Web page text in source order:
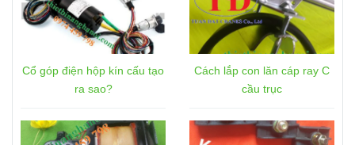
Cổ góp điện hộp kín cấu tạo
ra sao?
Cách lắp con lăn cáp ray C
cầu trục